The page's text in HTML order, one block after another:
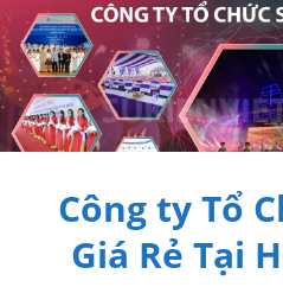
Công ty Tổ
Giá Rẻ Tại